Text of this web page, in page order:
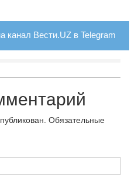
канал Вести.UZ в Telegram
Обязательные